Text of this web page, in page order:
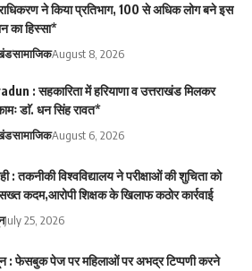
ने किया प्रतिभाग, 100 से अधिक लोग बने इस
का हिस्सा*
सामाजिकAugust 8, 2026
: सहकारिता में हरियाणा व उत्तराखंड मिलकर
डाॅ. धन सिंह रावत*
सामाजिकAugust 6, 2026
: तकनीकी विश्वविद्यालय ने परीक्षाओं की शुचिता को
कदम,आरोपी शिक्षक के खिलाफ कठोर कार्रवाई
July 25, 2026
: फेसबुक पेज पर महिलाओं पर अभद्र टिप्पणी करने